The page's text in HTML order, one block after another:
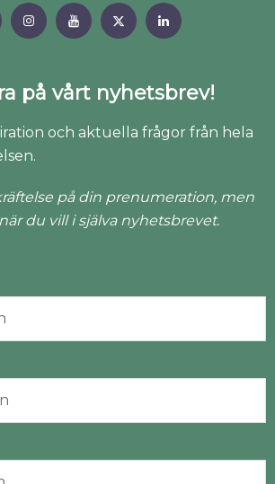
på vårt nyhetsbrev!
och aktuella frågor från hela
på din prenumeration, men
du vill i själva nyhetsbrevet.